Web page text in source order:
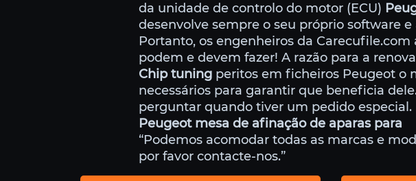
da unidade de controlo do motor (ECU)
desenvolve sempre o seu próprio software
Portanto, os engenheiros da
podem e devem fazer! A razão para a
Chip tuning peritos em ficheiros Peugeot o
necessários para garantir que beneficia
perguntar quando tiver um pedido especial.
Peugeot mesa de afinação de aparas para
“Podemos acomodar todas as marcas e
por favor contacte-nos.”